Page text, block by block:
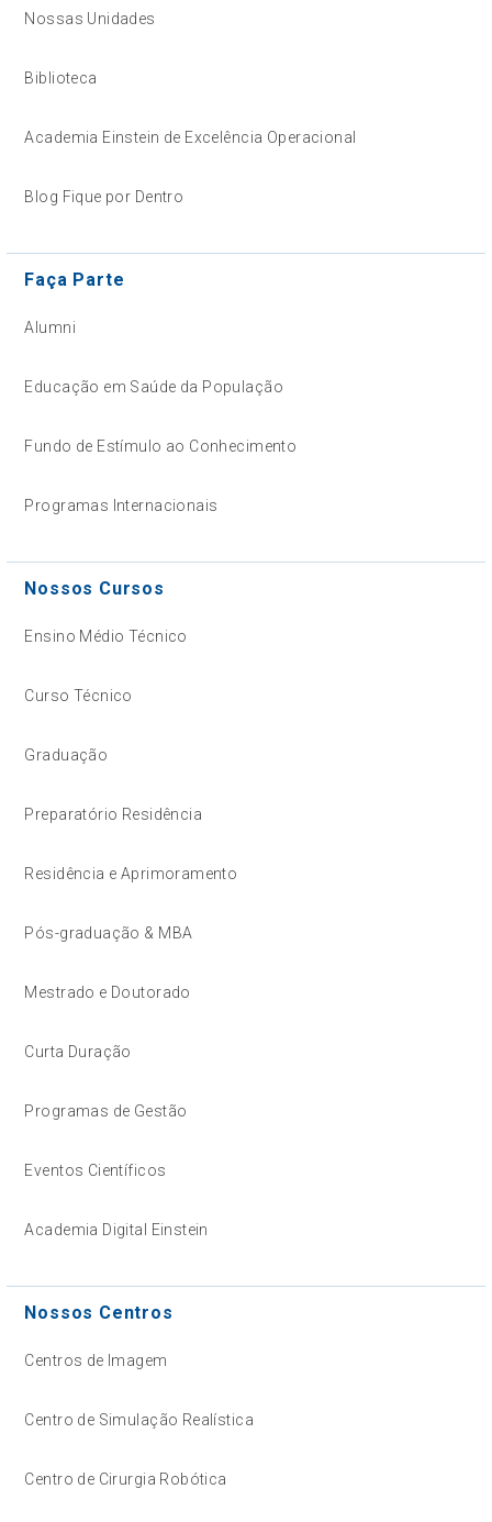
Nossas Unidades
Biblioteca
Academia Einstein de Excelência Operacional
Blog Fique por Dentro
Faça Parte
Alumni
Educação em Saúde da População
Fundo de Estímulo ao Conhecimento
Programas Internacionais
Nossos Cursos
Ensino Médio Técnico
Curso Técnico
Graduação
Preparatório Residência
Residência e Aprimoramento
Pós-graduação & MBA
Mestrado e Doutorado
Curta Duração
Programas de Gestão
Eventos Científicos
Academia Digital Einstein
Nossos Centros
Centros de Imagem
Centro de Simulação Realística
Centro de Cirurgia Robótica